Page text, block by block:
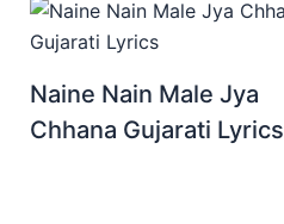
Naine Nain Male Jya
Chhana Gujarati Lyrics